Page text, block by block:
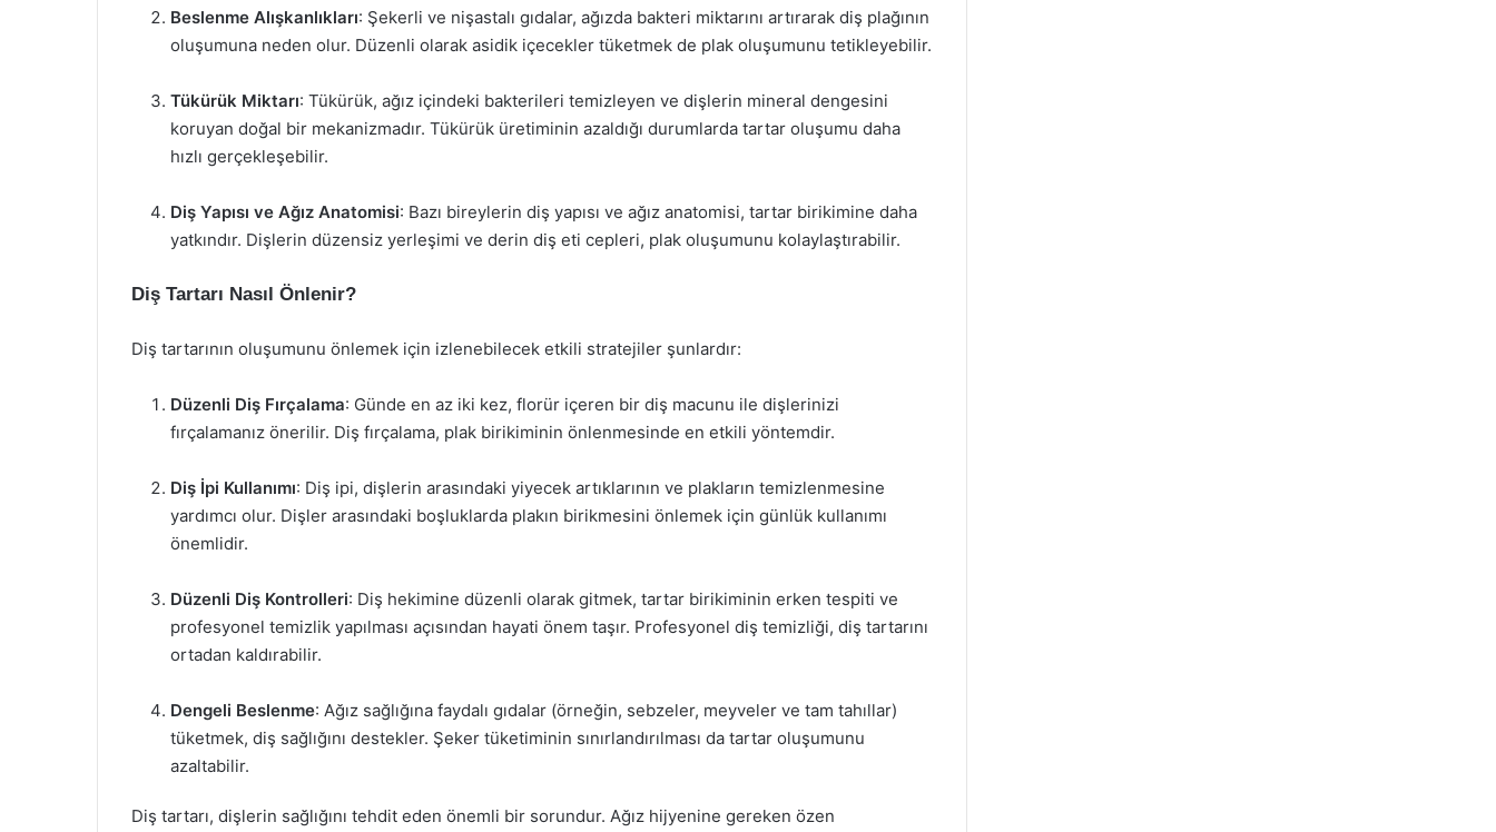
Beslenme Alışkanlıkları: Şekerli ve nişastalı gıdalar, ağızda bakteri miktarını artırarak diş plağının
oluşumuna neden olur. Düzenli olarak asidik içecekler tüketmek de plak oluşumunu tetikleyebilir.
Tükürük Miktarı: Tükürük, ağız içindeki bakterileri temizleyen ve dişlerin mineral dengesini
koruyan doğal bir mekanizmadır. Tükürük üretiminin azaldığı durumlarda tartar oluşumu daha
hızlı gerçekleşebilir.
Diş Yapısı ve Ağız Anatomisi: Bazı bireylerin diş yapısı ve ağız anatomisi, tartar birikimine daha
yatkındır. Dişlerin düzensiz yerleşimi ve derin diş eti cepleri, plak oluşumunu kolaylaştırabilir.
Diş Tartarı Nasıl Önlenir?
Diş tartarının oluşumunu önlemek için izlenebilecek etkili stratejiler şunlardır:
Düzenli Diş Fırçalama: Günde en az iki kez, florür içeren bir diş macunu ile dişlerinizi
fırçalamanız önerilir. Diş fırçalama, plak birikiminin önlenmesinde en etkili yöntemdir.
Diş İpi Kullanımı: Diş ipi, dişlerin arasındaki yiyecek artıklarının ve plakların temizlenmesine
yardımcı olur. Dişler arasındaki boşluklarda plakın birikmesini önlemek için günlük kullanımı
önemlidir.
Düzenli Diş Kontrolleri: Diş hekimine düzenli olarak gitmek, tartar birikiminin erken tespiti ve
profesyonel temizlik yapılması açısından hayati önem taşır. Profesyonel diş temizliği, diş tartarını
ortadan kaldırabilir.
Dengeli Beslenme: Ağız sağlığına faydalı gıdalar (örneğin, sebzeler, meyveler ve tam tahıllar)
tüketmek, diş sağlığını destekler. Şeker tüketiminin sınırlandırılması da tartar oluşumunu
azaltabilir.
Diş tartarı, dişlerin sağlığını tehdit eden önemli bir sorundur. Ağız hijyenine gereken özen